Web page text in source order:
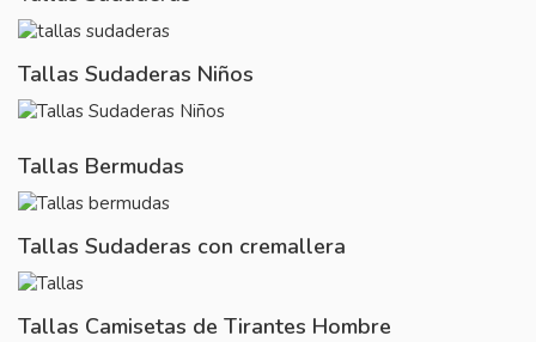
Tallas Sudaderas Niños
Tallas Bermudas
Tallas Sudaderas con cremallera
Tallas Camisetas de Tirantes Hombre